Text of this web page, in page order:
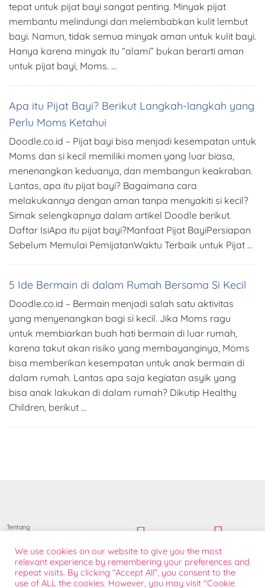
tepat untuk pijat bayi sangat penting. Minyak pijat
membantu melindungi dan melembabkan kulit lembut
bayi. Namun, tidak semua minyak aman untuk kulit bayi.
Hanya karena minyak itu “alami” bukan berarti aman
untuk pijat bayi, Moms. …
Apa itu Pijat Bayi? Berikut Langkah-langkah yang
Perlu Moms Ketahui
Doodle.co.id – Pijat bayi bisa menjadi kesempatan untuk
Moms dan si kecil memiliki momen yang luar biasa,
menenangkan keduanya, dan membangun keakraban.
Lantas, apa itu pijat bayi? Bagaimana cara
melakukannya dengan aman tanpa menyakiti si kecil?
Simak selengkapnya dalam artikel Doodle berikut.
Daftar IsiApa itu pijat bayi?Manfaat Pijat BayiPersiapan
Sebelum Memulai PemijatanWaktu Terbaik untuk Pijat …
5 Ide Bermain di dalam Rumah Bersama Si Kecil
Doodle.co.id – Bermain menjadi salah satu aktivitas
yang menyenangkan bagi si kecil. Jika Moms ragu
untuk membiarkan buah hati bermain di luar rumah,
karena takut akan risiko yang membayanginya, Moms
bisa memberikan kesempatan untuk anak bermain di
dalam rumah. Lantas apa saja kegiatan asyik yang
bisa anak lakukan di dalam rumah? Dikutip Healthy
Children, berikut …
Tentang
Kontak Sales
Sponsorship
FAQ
We use cookies on our website to give you the most
relevant experience by remembering your preferences and
repeat visits. By clicking “Accept All”, you consent to the
use of ALL the cookies. However, you may visit "Cookie